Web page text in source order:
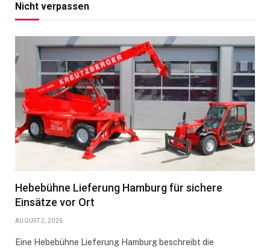
Nicht verpassen
Hebebühne Lieferung Hamburg für sichere
Einsätze vor Ort
AUGUST 2, 2026
Eine Hebebühne Lieferung Hamburg beschreibt die